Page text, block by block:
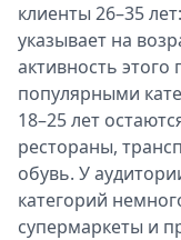
клиенты 26–35
указывает на
активность
популярными
18–25 лет
рестораны,
обувь. У
категорий
супермаркеты и